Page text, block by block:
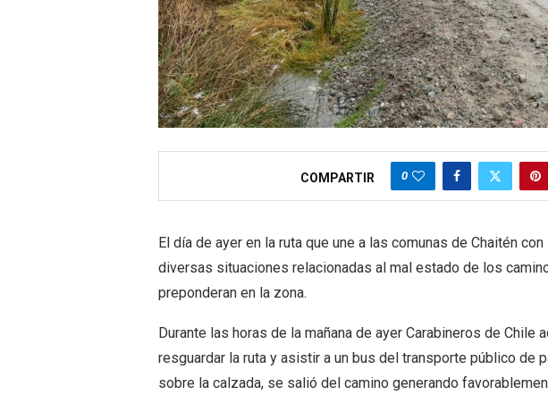
COMPARTIR 0
El día de ayer en la ruta que une a las comunas de Chaitén
diversas situaciones relacionadas al mal estado de los
preponderan en la zona.
Durante las horas de la mañana de ayer Carabineros de Chile
resguardar la ruta y asistir a un bus del transporte público de
sobre la calzada, se salió del camino generando